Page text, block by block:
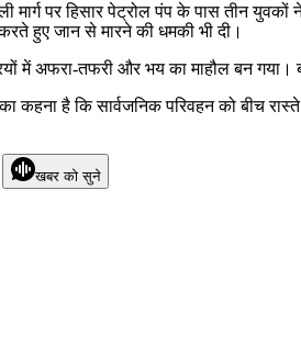
पर हिसार पेट्रोल पंप के पास तीन युवकों
हुए जान से मारने की धमकी भी दी।
में अफरा-तफरी और भय का माहौल बन
कहना है कि सार्वजनिक परिवहन को बीच
खबर को सुने